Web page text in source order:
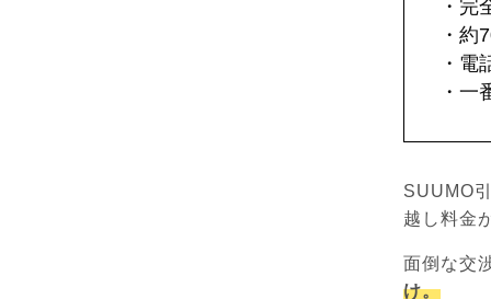
・完
・約
・電
・一
SUUMO
越し料金
面倒な交
け。